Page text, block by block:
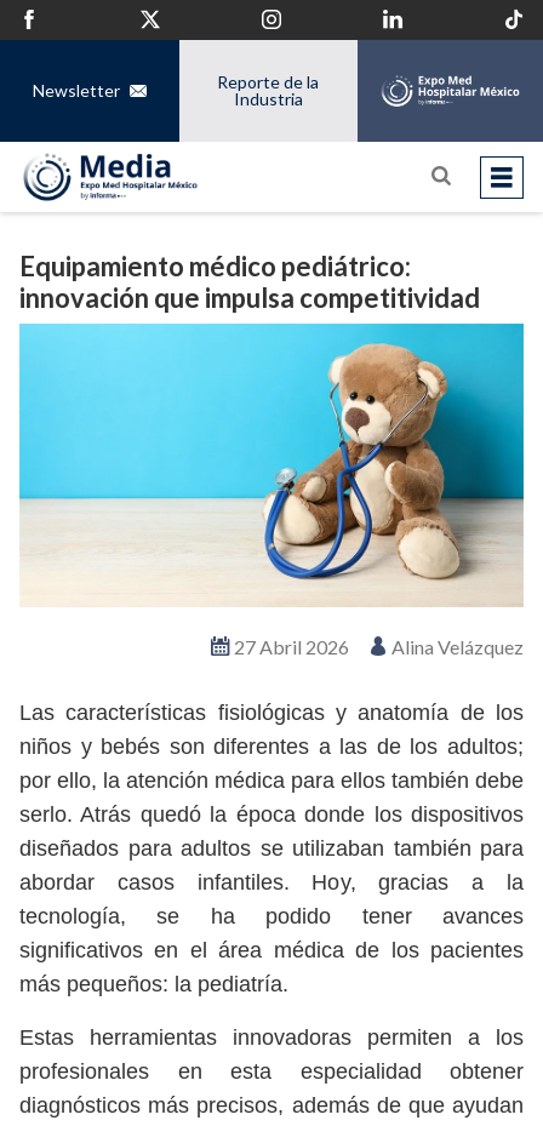
Newsletter
Reporte de la
Industria
Equipamiento médico pediátrico:
innovación que impulsa competitividad
27 Abril 2026 Alina Velázquez
Las características fisiológicas y anatomía de los
niños y bebés son diferentes a las de los adultos;
por ello, la atención médica para ellos también debe
serlo. Atrás quedó la época donde los dispositivos
diseñados para adultos se utilizaban también para
abordar casos infantiles. Hoy, gracias a la
tecnología, se ha podido tener avances
significativos en el área médica de los pacientes
más pequeños: la pediatría.
Estas herramientas innovadoras permiten a los
profesionales en esta especialidad obtener
diagnósticos más precisos, además de que ayudan